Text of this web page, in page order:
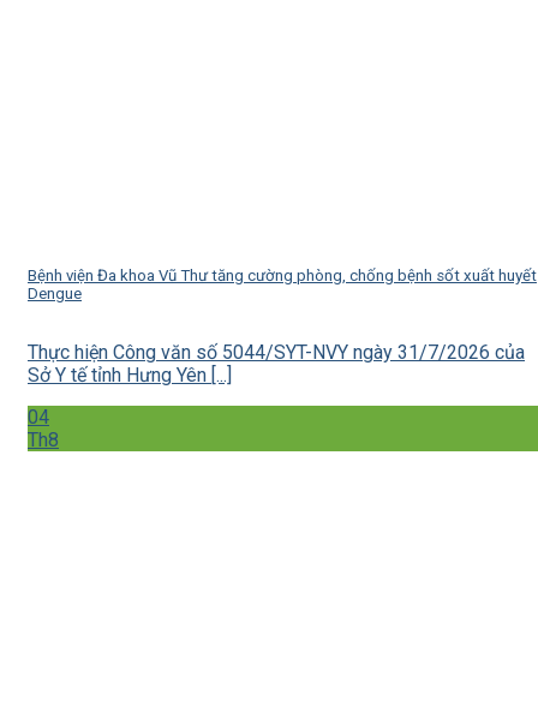
Bệnh viện Đa khoa Vũ Thư tăng cường phòng, chống bệnh sốt xuất huyết
Dengue
Thực hiện Công văn số 5044/SYT-NVY ngày 31/7/2026 của
Sở Y tế tỉnh Hưng Yên [...]
04
Th8